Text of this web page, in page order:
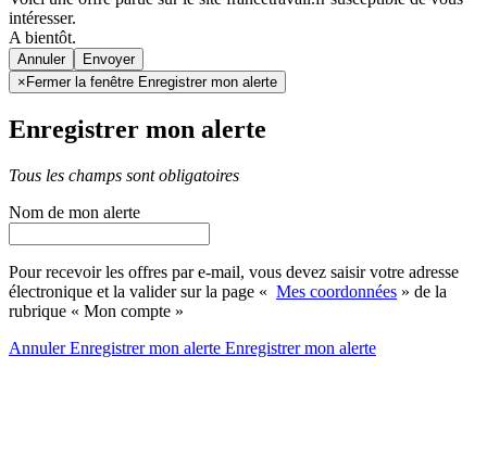
intéresser.
A bientôt.
Annuler
× Fermer la fenêtre Enregistrer mon alerte
Enregistrer mon alerte
Tous les champs sont obligatoires
Nom de mon alerte
Pour recevoir les offres par e-mail, vous devez saisir votre adresse
électronique et la valider sur la page « Mes coordonnées » de la
rubrique « Mon compte »
AnnulerEnregistrer mon alerte Enregistrermon alerte